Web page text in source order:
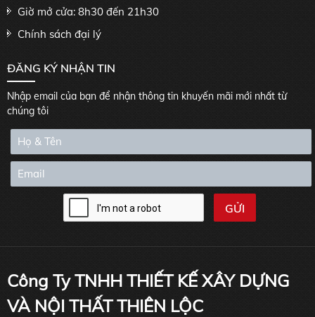
Giờ mở cửa: 8h30 đến 21h30
Chính sách đại lý
ĐĂNG KÝ NHẬN TIN
Nhập email của bạn để nhận thông tin khuyến mãi mới nhất từ
chúng tôi
Công Ty TNHH THIẾT KẾ XÂY DỰNG
VÀ NỘI THẤT THIÊN LỘC